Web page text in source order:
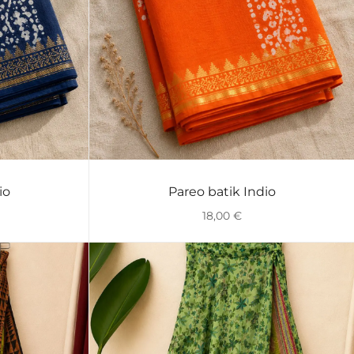
VISTA RÁPIDA
Pareo batik Indio
18,00 €